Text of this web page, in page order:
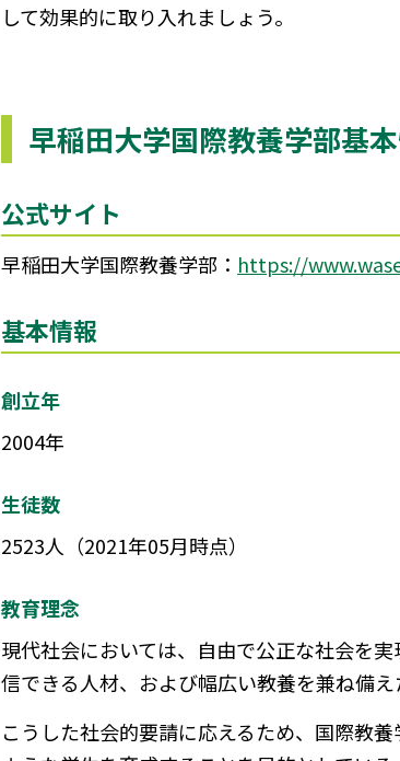
して効果的に取り入れましょう。
早稲田大学国際教養学部基
公式サイト
早稲田大学国際教養学部： https://
基本情報
創立年
2004年
生徒数
2523人（2021年05月時点）
教育理念
現代社会においては、自由で公正な社会を
信できる人材、および幅広い教養を兼ね備
こうした社会的要請に応えるため、国際教